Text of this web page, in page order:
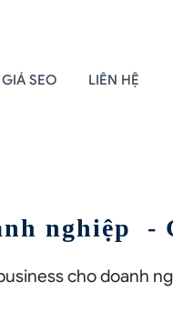
SEO LIÊN HỆ
nghiệp -
cho doanh